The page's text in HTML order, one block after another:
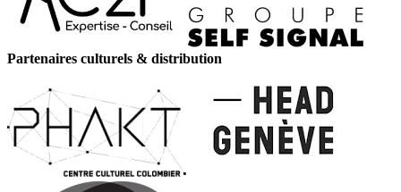
Partenaires culturels & distribution